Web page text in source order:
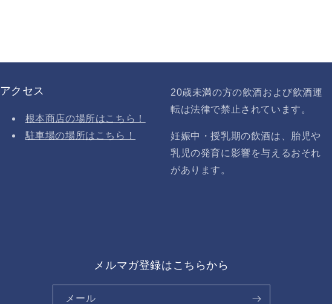
アクセス
根本商店の場所はこちら！
駐車場の場所はこちら！
20歳未満の方の飲酒および飲酒運
転は法律で禁止されています。
妊娠中・授乳期の飲酒は、胎児や
乳児の発育に影響を与えるおそれ
があります。
メルマガ登録はこちらから
メール